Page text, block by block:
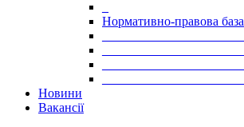
Нормативно-правова база
Новини
Вакансії